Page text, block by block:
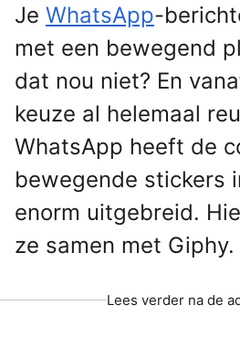
Je WhatsApp-
met een bewegend
dat nou niet? En
keuze al helemaal
WhatsApp heeft de
bewegende stickers
enorm uitgebreid.
ze samen met Giphy.
Lees verder na de